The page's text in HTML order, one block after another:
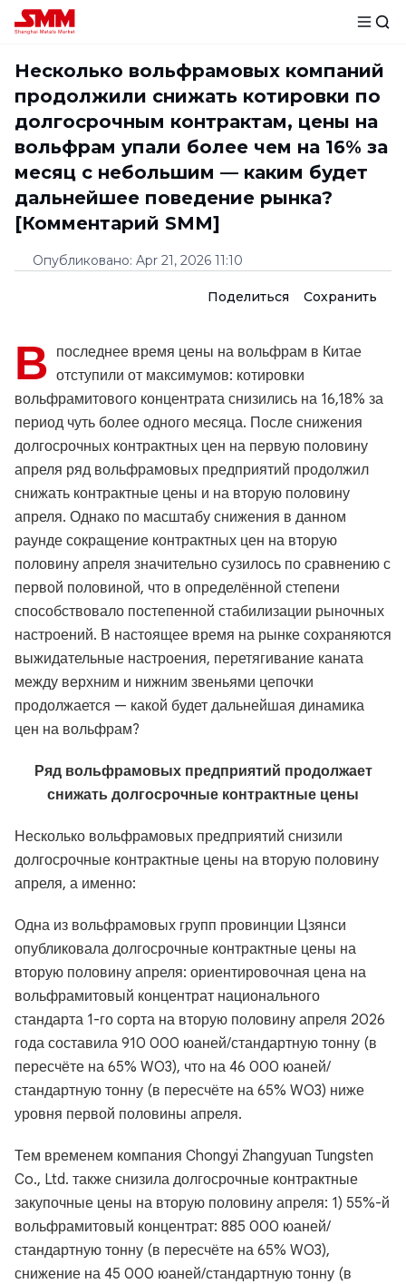
Несколько вольфрамовых компаний
продолжили снижать котировки по
долгосрочным контрактам, цены на
вольфрам упали более чем на 16% за
месяц с небольшим — каким будет
дальнейшее поведение рынка?
[Комментарий SMM]
Опубликовано: Apr 21, 2026 11:10
Поделиться Сохранить
В последнее время цены на вольфрам в Китае
отступили от максимумов: котировки
вольфрамитового концентрата снизились на 16,18% за
период чуть более одного месяца. После снижения
долгосрочных контрактных цен на первую половину
апреля ряд вольфрамовых предприятий продолжил
снижать контрактные цены и на вторую половину
апреля. Однако по масштабу снижения в данном
раунде сокращение контрактных цен на вторую
половину апреля значительно сузилось по сравнению с
первой половиной, что в определённой степени
способствовало постепенной стабилизации рыночных
настроений. В настоящее время на рынке сохраняются
выжидательные настроения, перетягивание каната
между верхним и нижним звеньями цепочки
продолжается — какой будет дальнейшая динамика
цен на вольфрам?
Ряд вольфрамовых предприятий продолжает
снижать долгосрочные контрактные цены
Несколько вольфрамовых предприятий снизили
долгосрочные контрактные цены на вторую половину
апреля, а именно:
Одна из вольфрамовых групп провинции Цзянси
опубликовала долгосрочные контрактные цены на
вторую половину апреля: ориентировочная цена на
вольфрамитовый концентрат национального
стандарта 1-го сорта на вторую половину апреля 2026
года составила 910 000 юаней/стандартную тонну (в
пересчёте на 65% WO3), что на 46 000 юаней/
стандартную тонну (в пересчёте на 65% WO3) ниже
уровня первой половины апреля.
Тем временем компания Chongyi Zhangyuan Tungsten
Co., Ltd. также снизила долгосрочные контрактные
закупочные цены на вторую половину апреля: 1) 55%-й
вольфрамитовый концентрат: 885 000 юаней/
стандартную тонну (в пересчёте на 65% WO3),
снижение на 45 000 юаней/стандартную тонну (в